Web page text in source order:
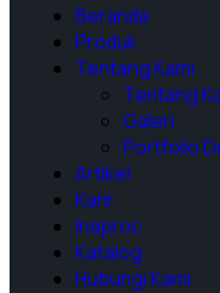
Beranda
Produk
Tentang Kami
Tentang
Galeri
Portfolio
Artikel
Karir
Inaproc
Katalog
Hubungi Kami